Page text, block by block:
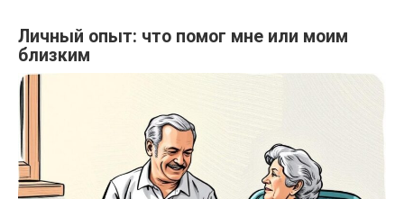
Личный опыт: что помог мне или моим
близким